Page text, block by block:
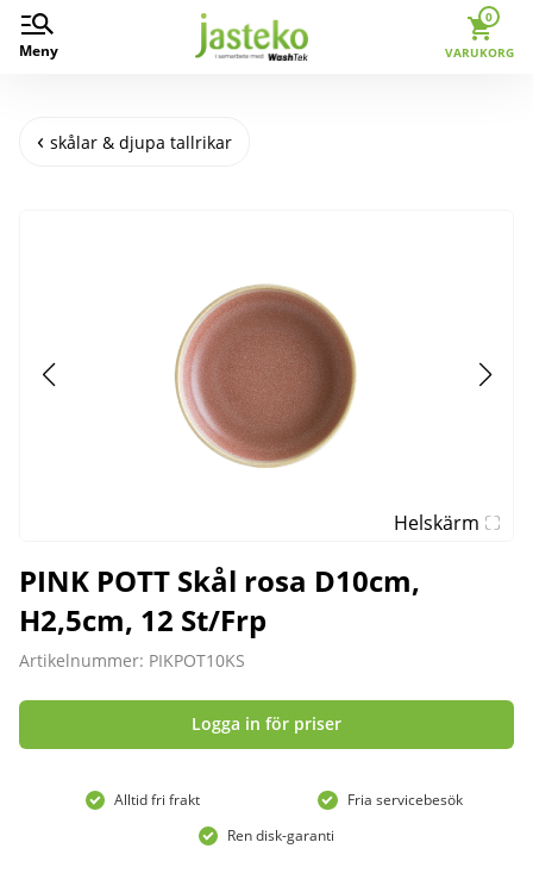
Meny
0
VARUKORG
skålar & djupa tallrikar
Helskärm
PINK POTT Skål rosa D10cm,
H2,5cm, 12 St/Frp
Artikelnummer: PIKPOT10KS
Logga in för priser
Alltid fri frakt
Fria servicebesök
Ren disk-garanti